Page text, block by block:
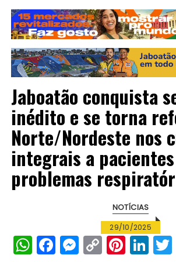
Jaboatão conquista
inédito e se torna
Norte/Nordeste nos
integrais a
problemas
NOTÍCIAS
29/10/2025
W F M C Pi Li